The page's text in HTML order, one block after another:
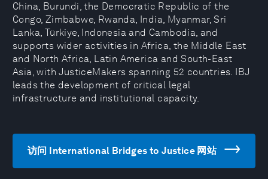
China, Burundi, the Democratic Republic of the
Congo, Zimbabwe, Rwanda, India, Myanmar, Sri
Lanka, Türkiye, Indonesia and Cambodia, and
supports wider activities in Africa, the Middle East
and North Africa, Latin America and South-East
Asia, with JusticeMakers spanning 52 countries. IBJ
leads the development of critical legal
infrastructure and institutional capacity.
访问 International Bridges to Justice 网站